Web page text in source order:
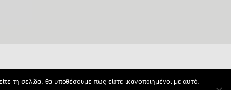
τη σελίδα, θα υποθέσουμε πως είστε ικανοποιημένοι με αυτό.